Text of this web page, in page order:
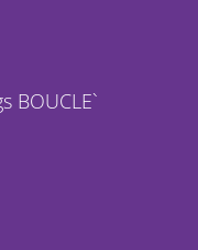
BOUCLE`